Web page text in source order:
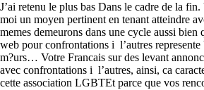
J’ai retenu le plus bas Dans le cadre de la
moi un moyen pertinent en tenant atteindre
memes demeurons dans une cycle aussi bien
web pour confrontations i l’autres
m?urs… Votre Francais sur des levant
avec confrontations i l’autres, ainsi, ca
cette association LGBTEt parce que vos